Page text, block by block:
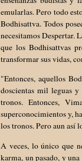
emularlas. Pero todo
Bodhisattva. Todos
necesitamos Despertar.
que los Bodhisattvas
transformar sus vidas,
"Entonces, aquellos
doscientas mil leguas
tronos. Entonces,
superconocimientos y,
los tronos. Pero aun así
A veces, lo único que
karma, un pasado, y